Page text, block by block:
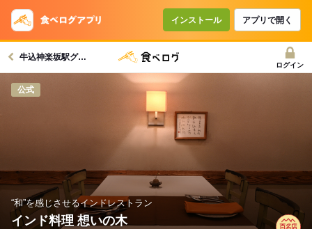
インストール アプリで開く
牛込神楽坂駅グルメへ
ログイン
公式
“和”を感じさせるインドレストラン
インド料理 想いの木